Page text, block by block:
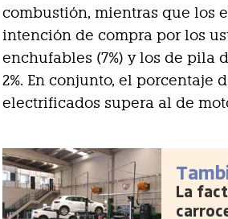
combustión, mientras que los
intención de compra por los
enchufables (7%) y los de pila
2%. En conjunto, el porcentaje
electrificados supera al de
La